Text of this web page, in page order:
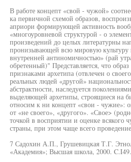
В работе концепт «свой - чужой»
ка первичной схемой образов,
априори формирующей активность
«многоуровневой структурой - о
произведений до целых литературны
пронизывающей всю мировую культуру
внутренней антиномичностью» (рай
обретенный)" Представляется, что
признаками архетипа (отвлечен о
реальных людей «другой»
абстрактности, наследуется
выделяющей архетипы, строящиеся на
относим к ни концепт «свои - чужие»:
от «не своего», «другого». «Свое>
точкой в восприятии и оценке всякого
страны, при этом чаще всего
7 Садохин А.П., Грушевицкая Т.Г.
«Академия»; Высшая школа, 2000. C.I49.